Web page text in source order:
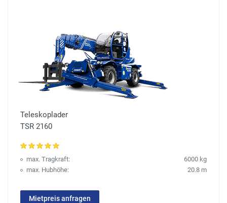
Teleskoplader
TSR 2160
max. Tragkraft:
6000 kg
max. Hubhöhe:
20.8 m
Mietpreis anfragen